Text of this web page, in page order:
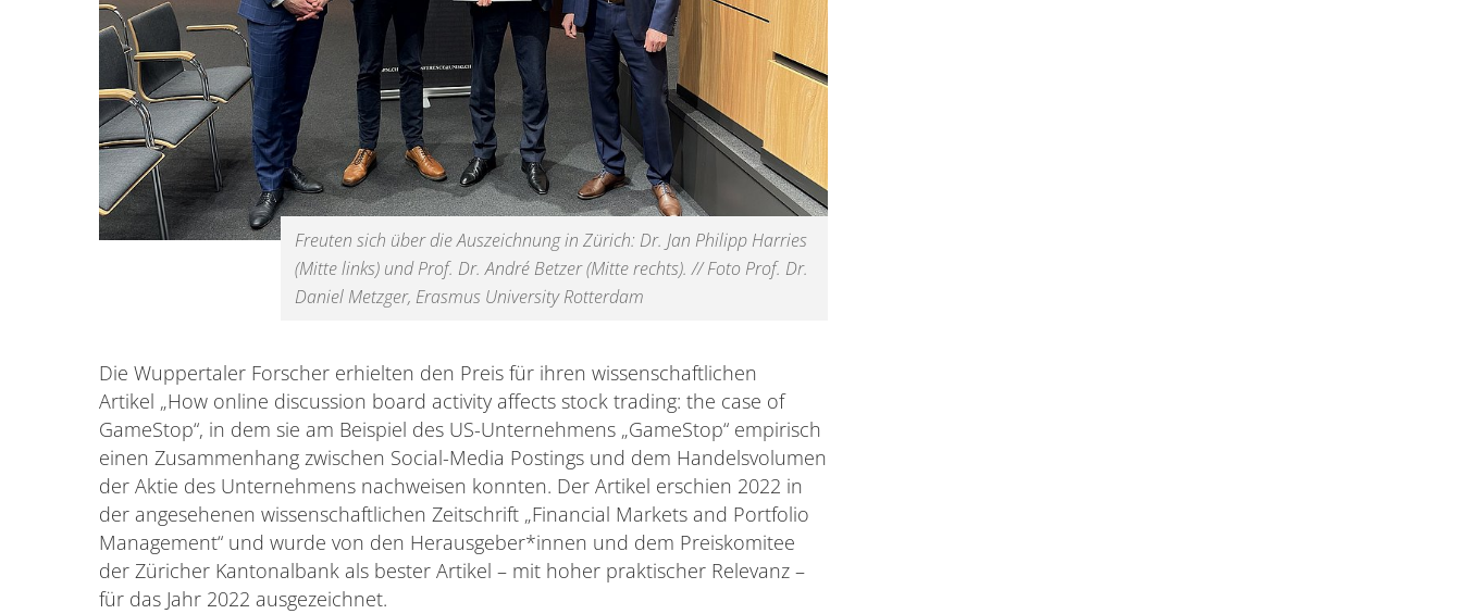
Freuten sich über die Auszeichnung in Zürich: Dr. Jan Philipp Harries
(Mitte links) und Prof. Dr. André Betzer (Mitte rechts). // Foto Prof. Dr.
Daniel Metzger, Erasmus University Rotterdam
Die Wuppertaler Forscher erhielten den Preis für ihren wissenschaftlichen
Artikel „How online discussion board activity affects stock trading: the case of
GameStop“, in dem sie am Beispiel des US-Unternehmens „GameStop“ empirisch
einen Zusammenhang zwischen Social-Media Postings und dem Handelsvolumen
der Aktie des Unternehmens nachweisen konnten. Der Artikel erschien 2022 in
der angesehenen wissenschaftlichen Zeitschrift „Financial Markets and Portfolio
Management“ und wurde von den Herausgeber*innen und dem Preiskomitee
der Züricher Kantonalbank als bester Artikel – mit hoher praktischer Relevanz –
für das Jahr 2022 ausgezeichnet.